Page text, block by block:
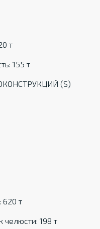
т
155 т
(S)
620 т
челюсти: 198 т